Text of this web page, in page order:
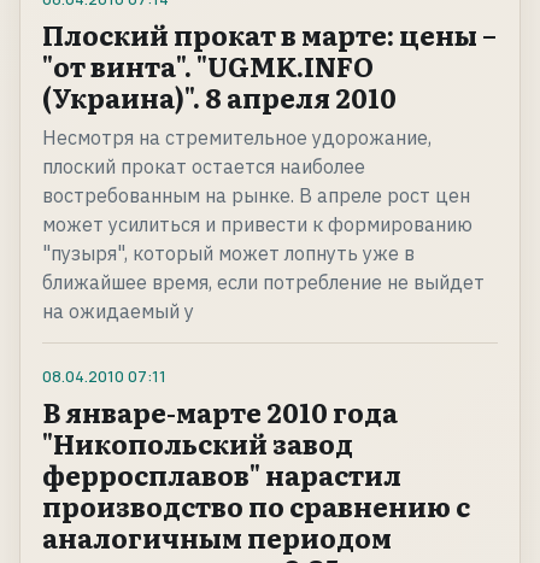
Плоский прокат в марте: цены –
"от винта". "UGMK.INFO
(Украина)". 8 апреля 2010
Несмотря на стремительное удорожание,
плоский прокат остается наиболее
востребованным на рынке. В апреле рост цен
может усилиться и привести к формированию
"пузыря", который может лопнуть уже в
ближайшее время, если потребление не выйдет
на ожидаемый у
08.04.2010 07:11
В январе-марте 2010 года
"Никопольский завод
ферросплавов" нарастил
производство по сравнению с
аналогичным периодом